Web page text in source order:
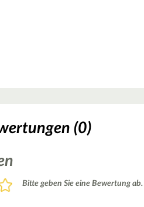
(0)
Bewertung
Bitte geben Sie eine Bewertung ab.